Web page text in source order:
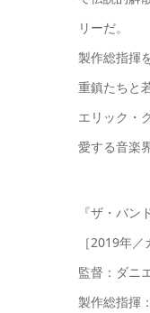
リーだ。
製作総指揮
重鎮たちと
エリック・
愛する音楽
『ザ・バ
［2019年
監督：ダニ
製作総指揮